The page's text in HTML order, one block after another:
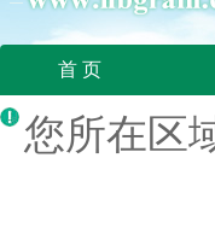
首 页
您所在区